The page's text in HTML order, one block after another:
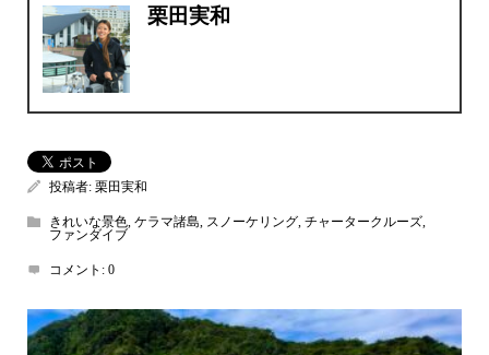
栗田実和
投稿者: 栗田実和
きれいな景色, ケラマ諸島 スノーケリング, チャータークルーズ,
ファンダイブ
コメント: 0